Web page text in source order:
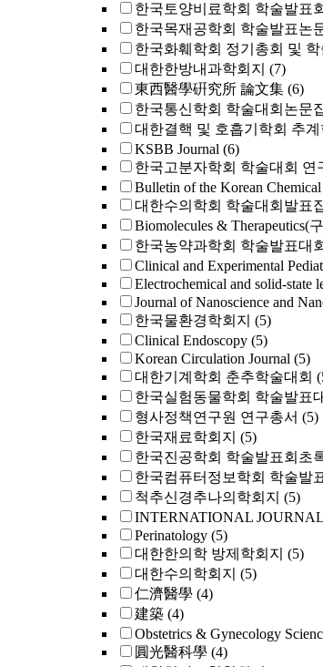
한국토양비료학회 학술발표
한국목재공학회 학술발표논
한국화훼학회 정기총회 및
대한한방내과학회지 (7)
東西醫學硏究所 論文集 (6)
한국통신학회 학술대회논문
대한결핵 및 호흡기학회 추
KSBB Journal (6)
한국고분자학회 학술대회 연
Bulletin of the Korean
대한수의학회 학술대회발표
Biomolecules & Therapeutics(
한국농약과학회 학술발표대
Clinical and Experimental
Electrochemical and solid-state
Journal of Nanoscience and
한국물환경학회지 (5)
Clinical Endoscopy (5)
Korean Circulation Journal (5)
대한기계학회 춘추학술대회
한국실험동물학회 학술발표
형사정책연구원 연구총서 (5)
한국재료학회지 (5)
한국진공학회 학술발표회초
한국컴퓨터정보학회 학술발
척추신경추나의학회지 (5)
INTERNATIONAL
Perinatology (5)
대한한의학 방제학회지 (5)
대한수의학회지 (5)
仁濟醫學 (4)
建築 (4)
Obstetrics & Gynecology
圓光醫科學 (4)